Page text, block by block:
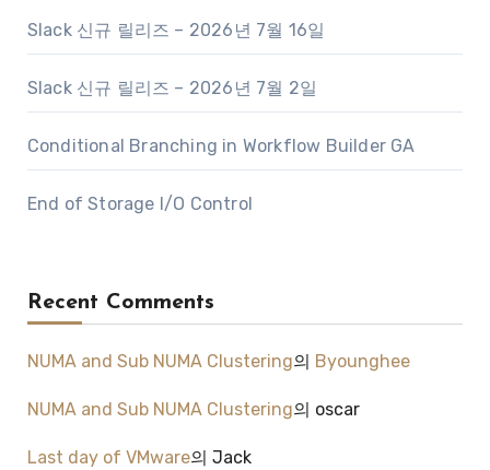
Slack 신규 릴리즈 – 2026년 7월 16일
Slack 신규 릴리즈 – 2026년 7월 2일
Conditional Branching in Workflow Builder GA
End of Storage I/O Control
Recent Comments
NUMA and Sub NUMA Clustering의 Byounghee
NUMA and Sub NUMA Clustering의 oscar
Last day of VMware의 Jack